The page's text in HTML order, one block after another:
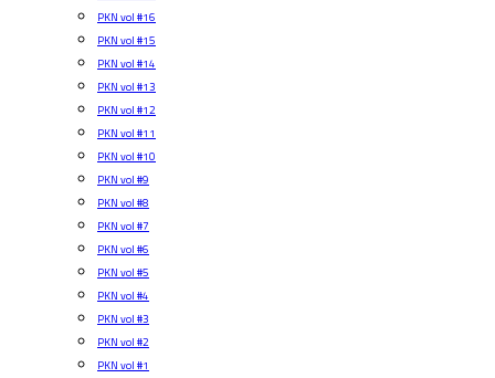
PKN vol #16
PKN vol #15
PKN vol #14
PKN vol #13
PKN vol #12
PKN vol #11
PKN vol #10
PKN vol #9
PKN vol #8
PKN vol #7
PKN vol #6
PKN vol #5
PKN vol #4
PKN vol #3
PKN vol #2
PKN vol #1